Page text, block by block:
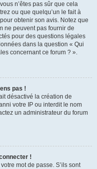
n’êtes pas sûr que cela
ou que quelqu’un le fait à
obtenir son avis. Notez que
ne peuvent pas fournir de
pour des questions légales
dans la question « Qui
concernant ce forum ? ».
pas !
désactivé la création de
votre IP ou interdit le nom
un administrateur du forum
!
mot de passe. S’ils sont